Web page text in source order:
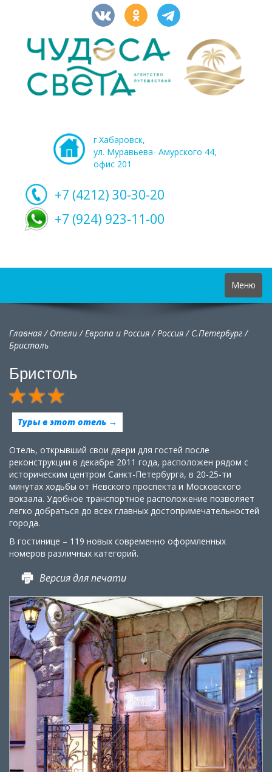
г.Хабаровск,
ул. Муравьева- Амурского 44,
офис 201
+7 (4212) 30-30-20
+7 (924) 923-11-00
Toggle
navigation
Меню
Главная/ Отели/Европа и Россия/Россия/ С.Петербург /
Бристоль
Бристоль
Туры в этот отель →
Отель, открывший свои двери для гостей после
реконструкции в декабре 2011 года, расположен рядом с
историческим центром Санкт-Петербурга, в 20-25-ти
минутах ходьбы от Невского проспекта и Московского
вокзала. Удобное транспортное расположение позволяет
легко добраться до всех главных достопримечательностей
города.
В гостинице – 119 новых современно оформленных
номеров различных категорий.
Версия для печати